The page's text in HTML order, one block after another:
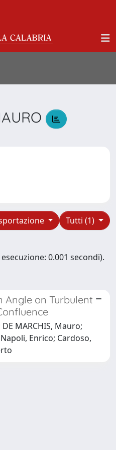
Tutti (1)
0.001 secondi).
Angle on Turbulent
MARCHIS, Mauro;
Enrico; Cardoso,